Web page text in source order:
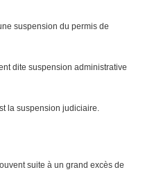
suspension du permis de
dite suspension administrative
la suspension judiciaire.
suite à un grand excès de